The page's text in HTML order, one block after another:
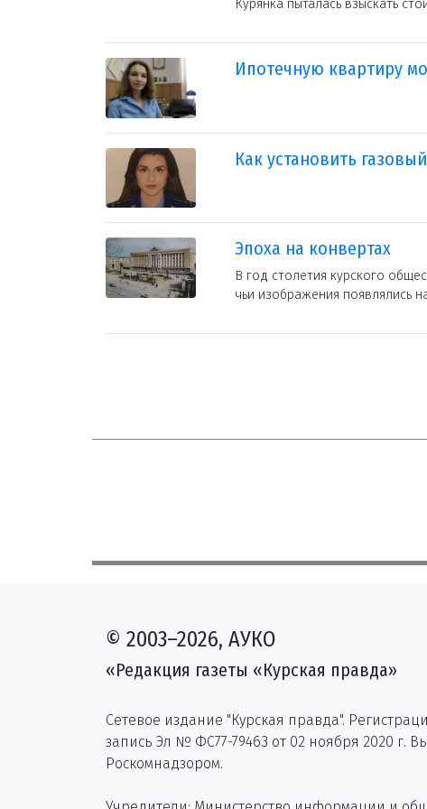
Курянка пыталась взыскать
Ипотечную квартиру
Как установить
Эпоха на конвертах
В год столетия курского
чьи изображения появлялись
© 2003–2026, АУКО
«Редакция газеты «Курская правда»
Сетевое издание "Курская правда".
запись Эл № ФС77-79463 от 02 ноября 2020 г.
Роскомнадзором.